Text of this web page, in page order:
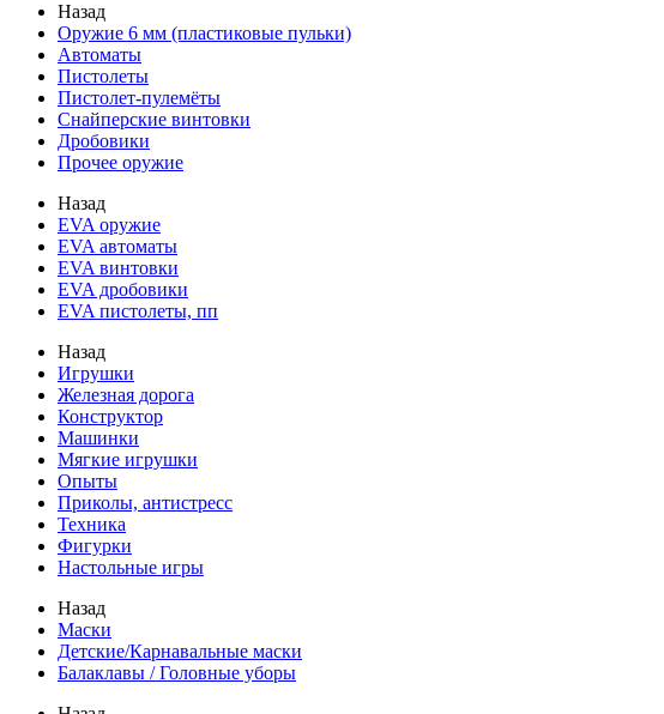
Назад
Оружие 6 мм (пластиковые пульки)
Автоматы
Пистолеты
Пистолет-пулемёты
Снайперские винтовки
Дробовики
Прочее оружие
Назад
EVA оружие
EVA автоматы
EVA винтовки
EVA дробовики
EVA пистолеты, пп
Назад
Игрушки
Железная дорога
Конструктор
Машинки
Мягкие игрушки
Опыты
Приколы, антистресс
Техника
Фигурки
Настольные игры
Назад
Маски
Детские/Карнавальные маски
Балаклавы / Головные уборы